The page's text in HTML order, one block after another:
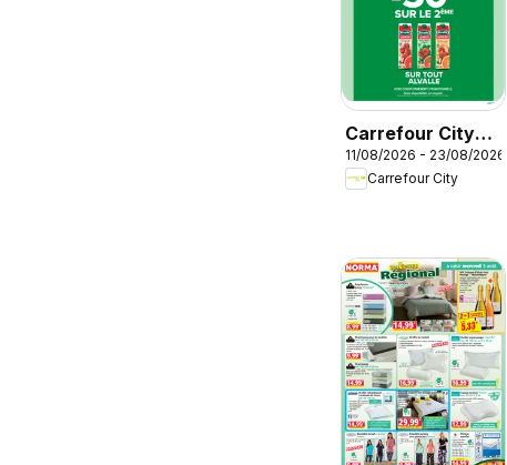
Carrefour City
catalogue
11/08/2026 - 23/08/2026
Carrefour City